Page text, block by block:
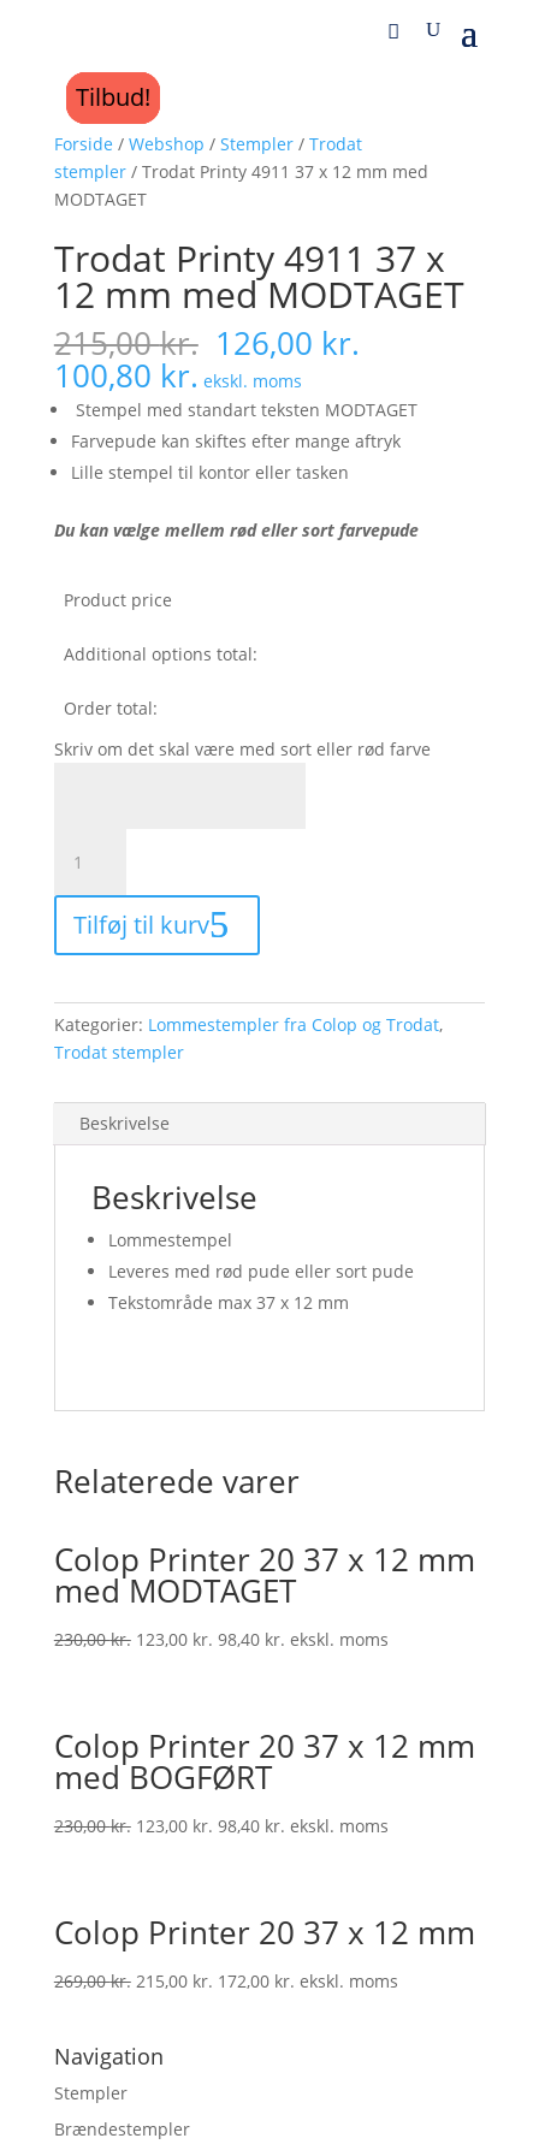
Forside / Webshop / Stempler/ Trodat
stempler/ Trodat Printy 4911 37 x 12 mm med
MODTAGET
Tilbud!
Trodat Printy 4911 37 x
12 mm med MODTAGET
215,00kr. 126,00 kr.
100,80 kr. ekskl. moms
Stempel med standart teksten MODTAGET
Farvepude kan skiftes efter mange aftryk
Lille stempel til kontor eller tasken
Du kan vælge mellem rød eller sort farvepude
Product price
Additional options total:
Order total:
Skriv om det skal være med sort eller rød farve
Printy
4911
x
mm
med
MODTAGET
Tilføj til kurv
Kategorier: Lommestempler fra Colop og Trodat,
Trodat stempler
Beskrivelse
Beskrivelse
Lommestempel
Leveres med rød pude eller sort pude
Tekstområde max 37 x 12 mm
Relaterede varer
Tilbud!
Colop Printer 20 37 x 12 mm
med MODTAGET
230,00kr. 123,00 kr. 98,40 kr. ekskl. moms
Tilbud!
Colop Printer 20 37 x 12 mm
med BOGFØRT
230,00kr. 123,00 kr. 98,40 kr. ekskl. moms
Tilbud!
Colop Printer 20 37 x 12 mm
269,00kr. 215,00 kr. 172,00 kr. ekskl. moms
Navigation
Stempler
Brændestempler